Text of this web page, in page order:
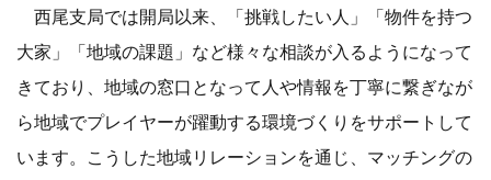
西尾支局では開局以来、「挑戦したい人」「物件を持つ
大家」「地域の課題」など様々な相談が入るようになって
きており、地域の窓口となって人や情報を丁寧に繋ぎなが
ら地域でプレイヤーが躍動する環境づくりをサポートして
います。こうした地域リレーションを通じ、マッチングの